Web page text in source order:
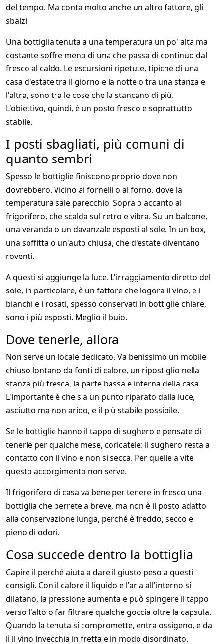
del tempo. Ma conta molto anche un altro fattore, gli
sbalzi.
Una bottiglia tenuta a una temperatura un po' alta ma
costante soffre meno di una che passa di continuo dal
fresco al caldo. Le escursioni ripetute, tipiche di una
casa d'estate tra il giorno e la notte o tra una stanza e
l'altra, sono tra le cose che la stancano di più.
L'obiettivo, quindi, è un posto fresco e soprattutto
stabile.
I posti sbagliati, più comuni di
quanto sembri
Spesso le bottiglie finiscono proprio dove non
dovrebbero. Vicino ai fornelli o al forno, dove la
temperatura sale parecchio. Sopra o accanto al
frigorifero, che scalda sul retro e vibra. Su un balcone,
una veranda o un davanzale esposti al sole. In un box,
una soffitta o un'auto chiusa, che d'estate diventano
roventi.
A questi si aggiunge la luce. L'irraggiamento diretto del
sole, in particolare, è un fattore che logora il vino, e i
bianchi e i rosati, spesso conservati in bottiglie chiare,
sono i più esposti. Meglio il buio.
Dove tenerle, allora
Non serve un locale dedicato. Va benissimo un mobile
chiuso lontano da fonti di calore, un ripostiglio nella
stanza più fresca, la parte bassa e interna della casa.
L'importante è che sia un punto riparato dalla luce,
asciutto ma non arido, e il più stabile possibile.
Se le bottiglie hanno il tappo di sughero e pensate di
tenerle per qualche mese, coricatele: il sughero resta a
contatto con il vino e non si secca. Per quelle a vite
questo accorgimento non serve.
Il frigorifero di casa va bene per tenere in fresco una
bottiglia che berrete a breve, ma non è il posto adatto
alla conservazione lunga, perché è freddo, secco e
pieno di odori.
Cosa succede dentro la bottiglia
Capire il perché aiuta a dare il giusto peso a questi
consigli. Con il calore il liquido e l'aria all'interno si
dilatano, la pressione aumenta e può spingere il tappo
verso l'alto o far filtrare qualche goccia oltre la capsula.
Quando la tenuta si compromette, entra ossigeno, e da
lì il vino invecchia in fretta e in modo disordinato.